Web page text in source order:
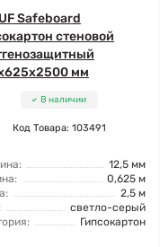
Safeboard
стеновой
мм
В наличии
Код Товара: 103491
12,5 мм
0,625 м
2,5 м
светло-серый
Гипсокартон